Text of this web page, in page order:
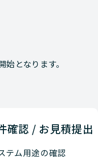
（ネットワー
（ネットワー
（ネットワー
となります。
確認 / お見積提出
テム用途の確認